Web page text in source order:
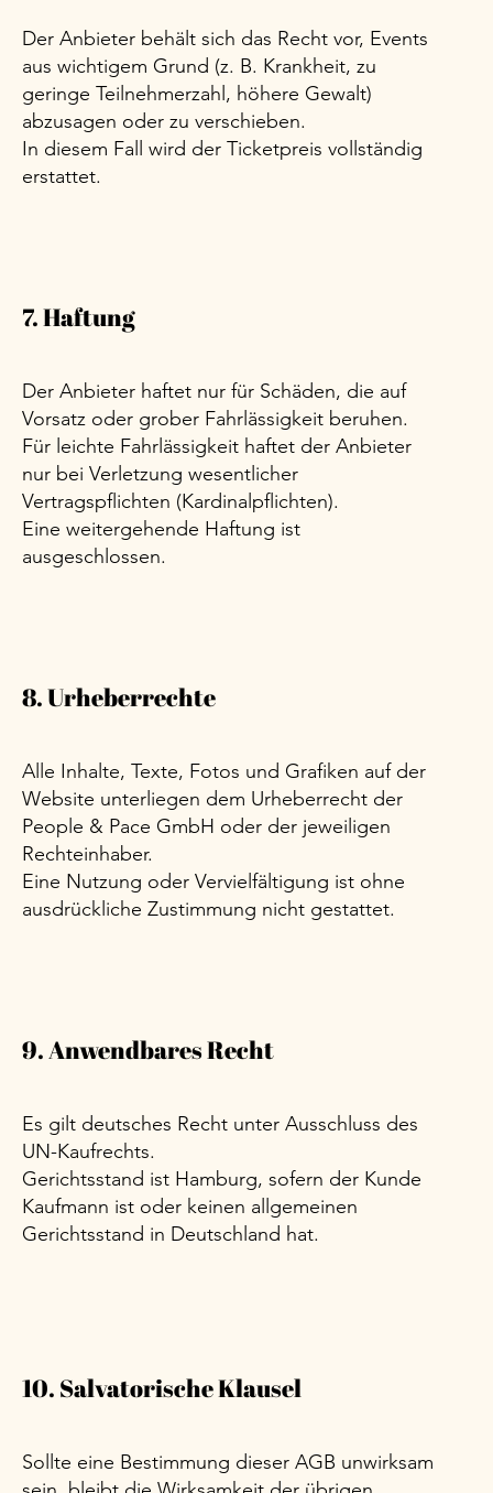
Der Anbieter behält sich das Recht vor, Events
aus wichtigem Grund (z. B. Krankheit, zu
geringe Teilnehmerzahl, höhere Gewalt)
abzusagen oder zu verschieben.
In diesem Fall wird der Ticketpreis vollständig
erstattet.
7. Haftung
Der Anbieter haftet nur für Schäden, die auf
Vorsatz oder grober Fahrlässigkeit beruhen.
Für leichte Fahrlässigkeit haftet der Anbieter
nur bei Verletzung wesentlicher
Vertragspflichten (Kardinalpflichten).
Eine weitergehende Haftung ist
ausgeschlossen.
8. Urheberrechte
Alle Inhalte, Texte, Fotos und Grafiken auf der
Website unterliegen dem Urheberrecht der
People & Pace GmbH oder der jeweiligen
Rechteinhaber.
Eine Nutzung oder Vervielfältigung ist ohne
ausdrückliche Zustimmung nicht gestattet.
9. Anwendbares Recht
Es gilt deutsches Recht unter Ausschluss des
UN-Kaufrechts.
Gerichtsstand ist Hamburg, sofern der Kunde
Kaufmann ist oder keinen allgemeinen
Gerichtsstand in Deutschland hat.
10. Salvatorische Klausel
Sollte eine Bestimmung dieser AGB unwirksam